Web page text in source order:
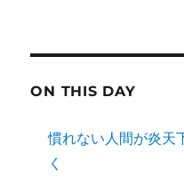
ON THIS DAY
慣れない人間が炎天
く